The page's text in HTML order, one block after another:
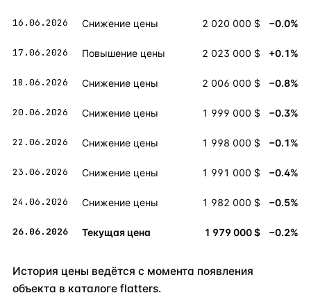
16.06.2026 Снижение цены 2 020 000 $ −0.0%
17.06.2026 Повышение цены 2 023 000 $ +0.1%
18.06.2026 Снижение цены 2 006 000 $ −0.8%
20.06.2026 Снижение цены 1 999 000 $ −0.3%
22.06.2026 Снижение цены 1 998 000 $ −0.1%
23.06.2026 Снижение цены 1 991 000 $ −0.4%
24.06.2026 Снижение цены 1 982 000 $ −0.5%
26.06.2026 Текущая цена 1 979 000 $ −0.2%
История цены ведётся с момента появления
объекта в каталоге flatters.